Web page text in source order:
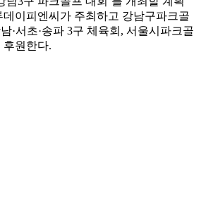
이피엔씨가 주최하고 강남구파크골
·서초·송파 3구 체육회, 서울시파크골
후원한다.